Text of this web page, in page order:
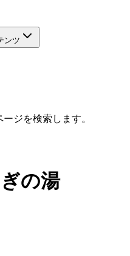
ンツ
ジを検索します。
の湯